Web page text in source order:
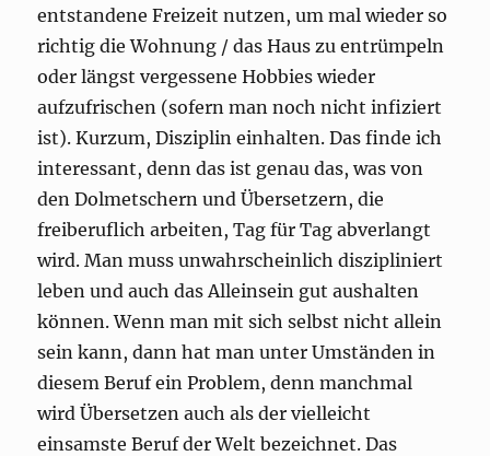
entstandene Freizeit nutzen, um mal wieder so
richtig die Wohnung / das Haus zu entrümpeln
oder längst vergessene Hobbies wieder
aufzufrischen (sofern man noch nicht infiziert
ist). Kurzum, Disziplin einhalten. Das finde ich
interessant, denn das ist genau das, was von
den Dolmetschern und Übersetzern, die
freiberuflich arbeiten, Tag für Tag abverlangt
wird. Man muss unwahrscheinlich diszipliniert
leben und auch das Alleinsein gut aushalten
können. Wenn man mit sich selbst nicht allein
sein kann, dann hat man unter Umständen in
diesem Beruf ein Problem, denn manchmal
wird Übersetzen auch als der vielleicht
einsamste Beruf der Welt bezeichnet. Das